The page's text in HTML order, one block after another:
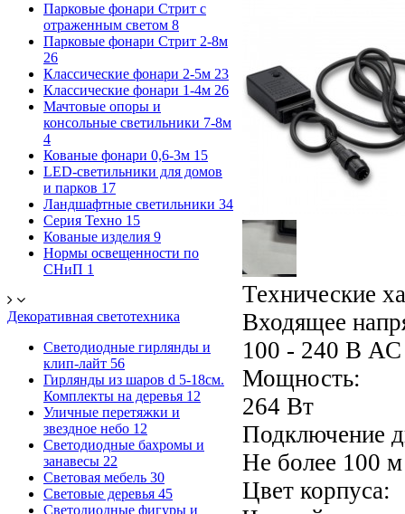
Парковые фонари Стрит с
отраженным светом 8
Парковые фонари Стрит 2-8м
26
Классические фонари 2-5м 23
Классические фонари 1-4м 26
Мачтовые опоры и
консольные светильники 7-8м
4
Кованые фонари 0,6-3м 15
LED-светильники для домов
и парков 17
Ландшафтные светильники 34
Серия Техно 15
Кованые изделия 9
Нормы освещенности по
СНиП 1
Декоративная светотехника
Светодиодные гирлянды и
клип-лайт 56
Гирлянды из шаров d 5-18cм.
Комплекты на деревья 12
Уличные перетяжки и
звездное небо 12
Светодиодные бахромы и
занавесы 22
Световая мебель 30
Световые деревья 45
Светодиодные фигуры и
Технические
Входящее
100 - 240 В АС
Мощность:
264 Вт
Подключение
Не более 100 м
Цвет корпуса: